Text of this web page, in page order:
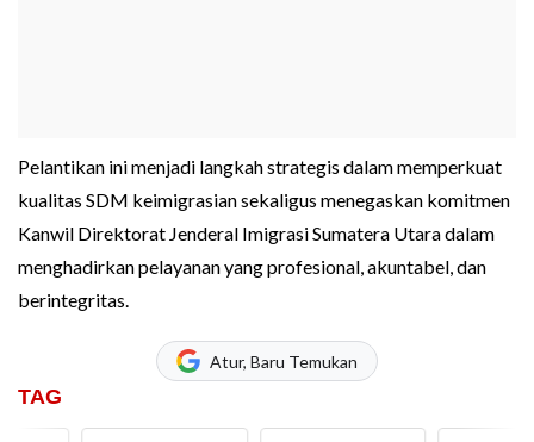
Pelantikan ini menjadi langkah strategis dalam memperkuat
kualitas SDM keimigrasian sekaligus menegaskan komitmen
Kanwil Direktorat Jenderal Imigrasi Sumatera Utara dalam
menghadirkan pelayanan yang profesional, akuntabel, dan
berintegritas.
Atur, Baru Temukan
TAG